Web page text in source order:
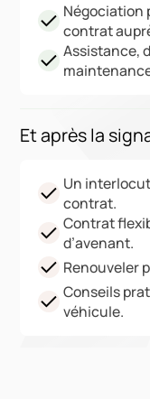
Négociation
contrat
Assistance,
Et après la
Un
contrat.
Contrat
d’avenant.
Renouveler
Conseils
véhicule.